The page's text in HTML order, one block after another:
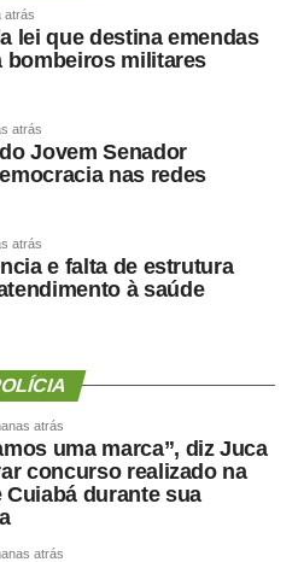
LinkedIn
Share
atrás
lei que destina emendas
bombeiros militares
atrás
Jovem Senador
nas redes
atrás
e falta de estrutura
à saúde
atrás
uma marca”, diz Juca
concurso realizado na
Cuiabá durante sua
atrás